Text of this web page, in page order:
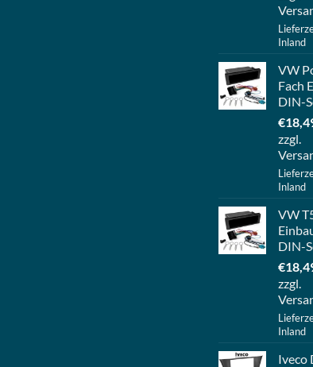
Inland
VW
Fach
DIN-
€
zzgl.
Inland
VW
DIN-
€
zzgl.
Inland
Iveco